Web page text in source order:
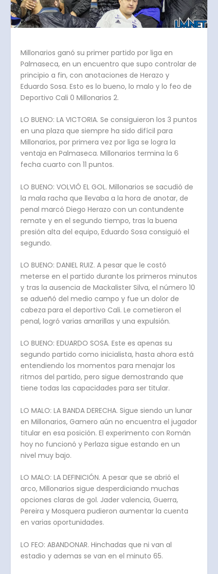
Millonarios ganó su primer partido por liga en
Palmaseca, en un encuentro que supo controlar de
principio a fin, con anotaciones de Herazo y
Eduardo Sosa. Esto es lo bueno, lo malo y lo feo de
Deportivo Cali 0 Millonarios 2.
LO BUENO: LA VICTORIA. Se consiguieron los 3 puntos
en una plaza que siempre ha sido difícil para
Millonarios, por primera vez por liga se logra la
ventaja en Palmaseca. Millonarios termina la 6
fecha cuarto con 11 puntos.
LO BUENO: VOLVIÓ EL GOL. Millonarios se sacudió de
la mala racha que llevaba a la hora de anotar, de
penal marcó Diego Herazo con un contundente
remate y en el segundo tiempo, tras la buena
presión alta del equipo, Eduardo Sosa consiguió el
segundo.
LO BUENO: DANIEL RUIZ. A pesar que le costó
meterse en el partido durante los primeros minutos
y tras la ausencia de Mackalister Silva, el número 10
se adueñó del medio campo y fue un dolor de
cabeza para el deportivo Cali. Le cometieron el
penal, logró varias amarillas y una expulsión.
LO BUENO: EDUARDO SOSA. Este es apenas su
segundo partido como inicialista, hasta ahora está
entendiendo los momentos para menajar los
ritmos del partido, pero sigue demostrando que
tiene todas las capacidades para ser titular.
LO MALO: LA BANDA DERECHA. Sigue siendo un lunar
en Millonarios, Gamero aún no encuentra el jugador
titular en esa posición. El experimento con Román
hoy no funcionó y Perlaza sigue estando en un
nivel muy bajo.
LO MALO: LA DEFINICIÓN. A pesar que se abrió el
arco, Millonarios sigue desperdiciando muchas
opciones claras de gol. Jader valencia, Guerra,
Pereira y Mosquera pudieron aumentar la cuenta
en varias oportunidades.
LO FEO: ABANDONAR. Hinchadas que ni van al
estadio y ademas se van en el minuto 65.